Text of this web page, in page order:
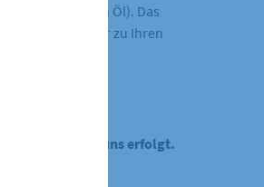
bei Erwerb von Öl). Das
sondern nur zu Ihren
Barzahlung bei uns erfolgt.